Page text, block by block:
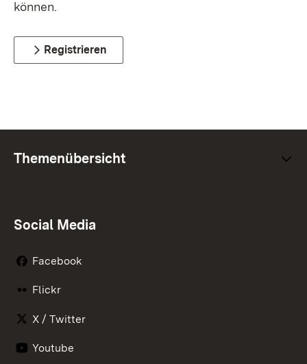
können.
Registrieren
Themenübersicht
Social Media
Facebook
Flickr
X / Twitter
Youtube